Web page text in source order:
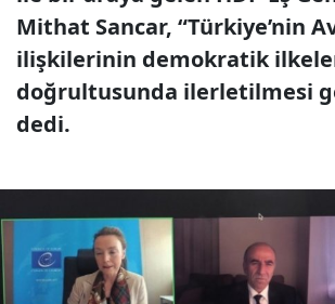
Mithat Sancar, “Türkiye’nin
ilişkilerinin demokratik
doğrultusunda ilerletilmesi
dedi.